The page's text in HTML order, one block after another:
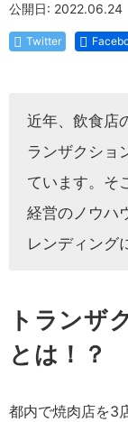
公開日: 2022.06.24
Twitter
近年、飲食店
ランザクショ
ています。そ
経営のノウハ
レンディング
トランザ
とは！？
都内で焼肉店を3